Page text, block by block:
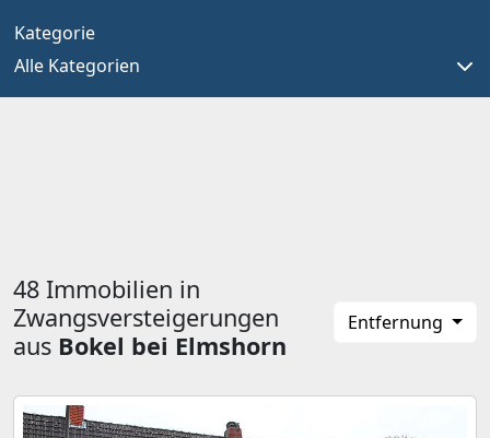
Kategorie
Alle Kategorien
48 Immobilien in
Zwangsversteigerungen
aus Bokel bei Elmshorn
Entfernung